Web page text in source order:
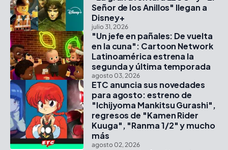
Señor de los Anillos" llegan a
Disney+
julio 31, 2026
"Un jefe en pañales: De vuelta
en la cuna": Cartoon Network
Latinoamérica estrena la
segunda y última temporada
agosto 03, 2026
ETC anuncia sus novedades
para agosto: estreno de
"Ichijyoma Mankitsu Gurashi",
regresos de "Kamen Rider
Kuuga", "Ranma 1/2" y mucho
más
agosto 02, 2026